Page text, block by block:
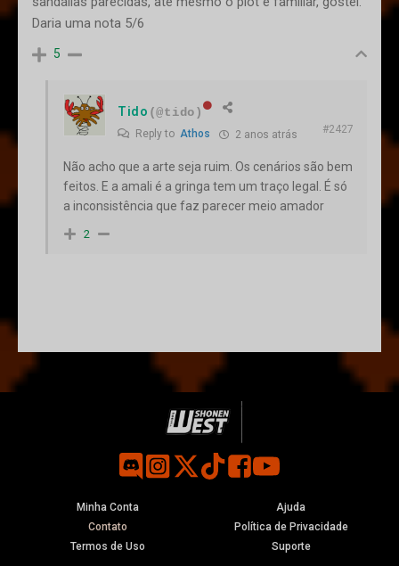
Daria uma nota 5/6
5
Tido (@tido)
Reply to Athos 2 anos atrás #2427
Não acho que a arte seja ruim. Os cenários são bem
feitos. E a amali é a gringa tem um traço legal. É só
a inconsistência que faz parecer meio amador
2
Minha Conta
Ajuda
Contato
Política de Privacidade
Termos de Uso
Suporte